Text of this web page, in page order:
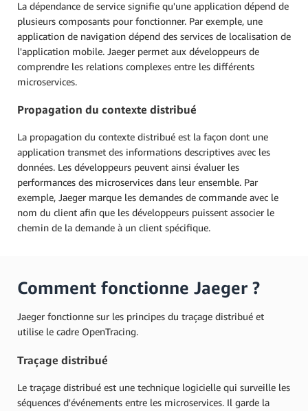
La dépendance de service signifie qu'une application dépend de
plusieurs composants pour fonctionner. Par exemple, une
application de navigation dépend des services de localisation de
l'application mobile. Jaeger permet aux développeurs de
comprendre les relations complexes entre les différents
microservices.
Propagation du contexte distribué
La propagation du contexte distribué est la façon dont une
application transmet des informations descriptives avec les
données. Les développeurs peuvent ainsi évaluer les
performances des microservices dans leur ensemble. Par
exemple, Jaeger marque les demandes de commande avec le
nom du client afin que les développeurs puissent associer le
chemin de la demande à un client spécifique.
Comment fonctionne Jaeger ?
Jaeger fonctionne sur les principes du traçage distribué et
utilise le cadre OpenTracing.
Traçage distribué
Le traçage distribué est une technique logicielle qui surveille les
séquences d'événements entre les microservices. Il garde la